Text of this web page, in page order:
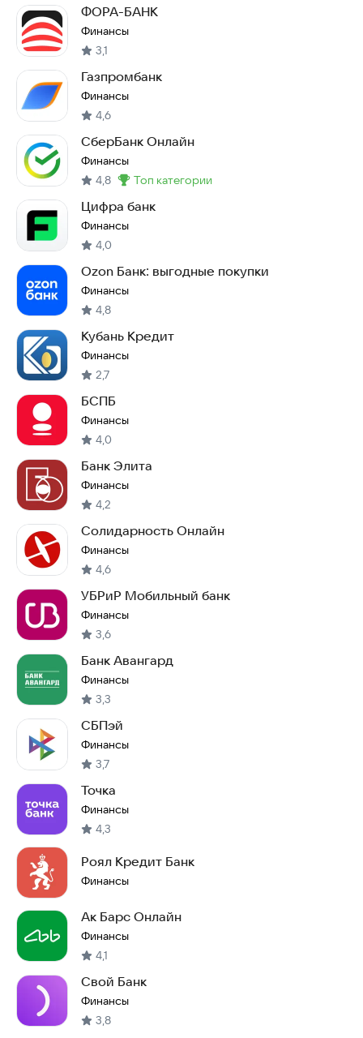
ФОРА-БАНК
Финансы
3,1
Газпромбанк
Финансы
4,6
СберБанк Онлайн
Финансы
4,8
Метка:
топ категории
Цифра банк
Финансы
4,0
Ozon Банк: выгодные покупки
Финансы
4,8
Кубань Кредит
Финансы
2,7
БСПБ
Финансы
4,0
Банк Элита
Финансы
4,2
Солидарность Онлайн
Финансы
4,6
УБРиР Мобильный банк
Финансы
3,6
Банк Авангард
Финансы
3,3
СБПэй
Финансы
3,7
Точка
Финансы
4,3
Роял Кредит Банк
Финансы
Ак Барс Онлайн
Финансы
4,1
Свой Банк
Финансы
3,8